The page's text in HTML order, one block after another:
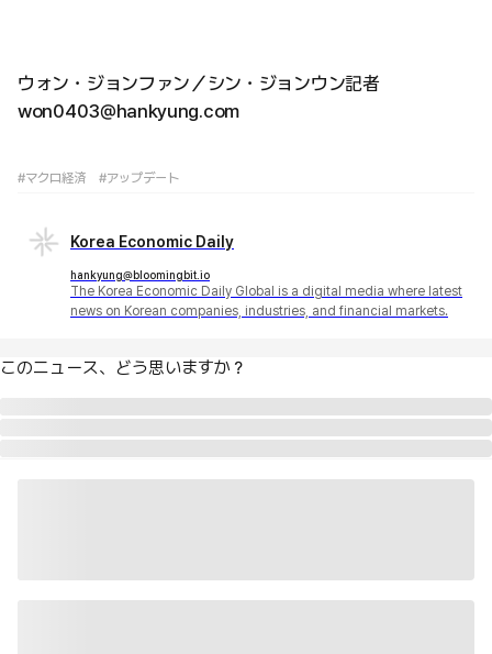
ウォン・ジョンファン／シン・ジョンウン記者
won0403@hankyung.com
#マクロ経済 #アップデート
Korea Economic Daily
hankyung@bloomingbit.io
The Korea Economic Daily Global is a digital media where latest
news on Korean companies, industries, and financial markets.
このニュース、どう思いますか？